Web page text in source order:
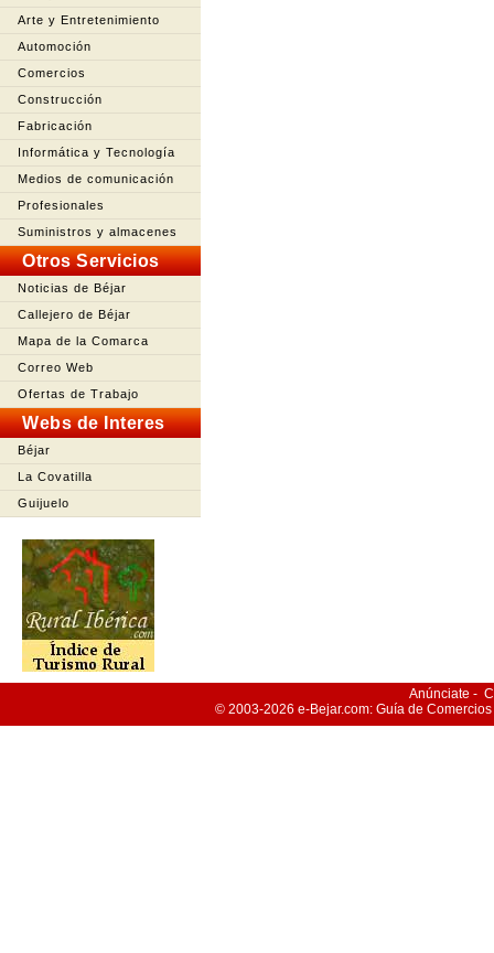
Arte y Entretenimiento
Automoción
Comercios
Construcción
Fabricación
Informática y Tecnología
Medios de comunicación
Profesionales
Suministros y almacenes
Otros Servicios
Noticias de Béjar
Callejero de Béjar
Mapa de la Comarca
Correo Web
Ofertas de Trabajo
Webs de Interes
Béjar
La Covatilla
Guijuelo
Anúnciate -
© 2003-2026 e-Bejar.com: Guía de